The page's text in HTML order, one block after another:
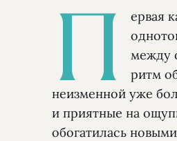
П
ервая
между
ритм
неизменной уже
и приятные на
обогатилась